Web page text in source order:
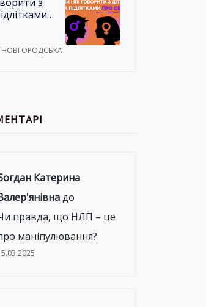
НОВГОРОДСЬКА
Катерина
до
правда, що НЛП – це
маніпулювання?